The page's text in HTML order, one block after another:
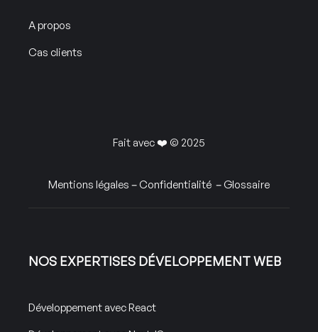
A propos
Cas clients
Fait avec ❤️ © 2025
Mentions légales –Confidentialité – Glossaire
NOS EXPERTISES DÉVELOPPEMENT WEB
Développement avec React